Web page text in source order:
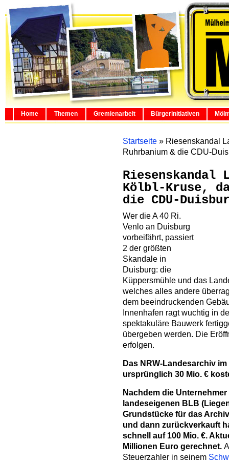
Home Themen Gremienarbeit Bürgerinitiativen
Startseite » Riesenskandal
Ruhrbanium & die CDU-
Riesenskandal
Kölbl-Kruse,
die CDU-
Wer die A 40 Ri.
Venlo an Duisburg
vorbeifährt, passiert
2 der größten
Skandale in
Duisburg: die
Küppersmühle und das
welches alles andere
dem beeindruckenden
Innenhafen ragt wuchtig in
spektakuläre Bauwerk
übergeben werden. Die
erfolgen.
Das NRW-Landesarchiv
ursprünglich 30 Mio. €
Nachdem die
landeseigenen BLB
Grundstücke für das
und dann zurückverkauft
schnell auf 100 Mio. €.
Millionen Euro gerechnet.
Steuerzahler in seinem